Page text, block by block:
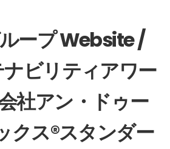
ープ Website /
ナビリティアワー
社アン・ドゥー
クス®スタンダー